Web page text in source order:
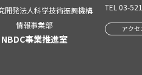
開発法人科学技術振興機構
情報事業部
NBDC事業推進室
TEL 03-
アクセ